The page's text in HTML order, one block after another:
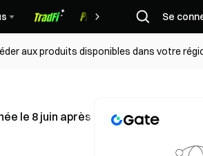
Se
aux produits disponibles dans votre
le 8 juin après une deuxième